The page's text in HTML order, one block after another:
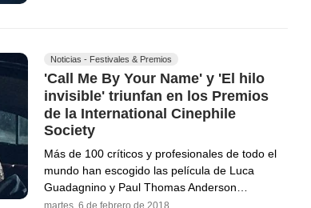
Noticias - Festivales & Premios
'Call Me By Your Name' y 'El hilo
invisible' triunfan en los Premios
de la International Cinephile
Society
Más de 100 críticos y profesionales de todo el
mundo han escogido las película de Luca
Guadagnino y Paul Thomas Anderson…
martes, 6 de febrero de 2018